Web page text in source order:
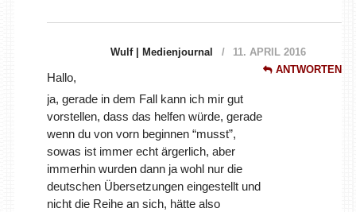
Wulf | Medienjournal
11. APRIL 2016
ANTWORTEN
Hallo,
ja, gerade in dem Fall kann ich mir gut
vorstellen, dass das helfen würde, gerade
wenn du von vorn beginnen “musst”,
sowas ist immer echt ärgerlich, aber
immerhin wurden dann ja wohl nur die
deutschen Übersetzungen eingestellt und
nicht die Reihe an sich, hätte also